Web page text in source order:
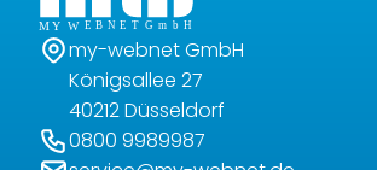
my-webnet GmbH
Königsallee 27
40212 Düsseldorf
0800 9989987